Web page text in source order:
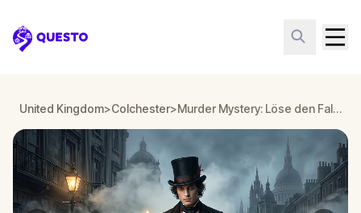
Questo
United Kingdom>Colchester> Murder Mystery: Löse den Fall in Colchester